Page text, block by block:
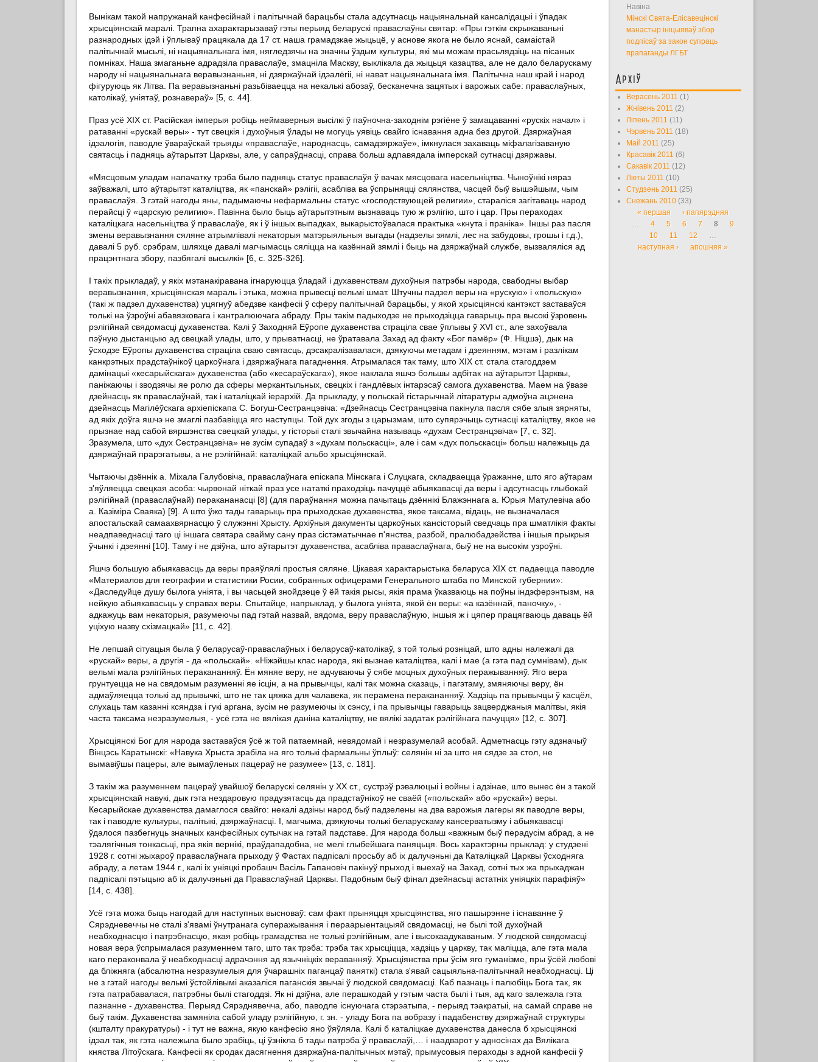
Вынікам такой напружанай канфесійнай і палітычнай барацьбы стала адсутнасць нацыянальнай кансалідацыі і ўпадак
хрысціянскай маралі. Трапна ахарактарызаваў гэты перыяд беларускі праваслаўны святар: «Пры гэткім скрыжаваньні
разнародных ідэй і ўплываў працякала да 17 ст. наша грамадзкае жыцьцё, у аснове якога не было яснай, самаістай
палітычнай мысьлі, ні нацыянальнага імя, нягледзячы на значны ўздым культуры, які мы можам прасьлядзіць на пісаных
помніках. Наша змаганьне адрадзіла праваслаўе, змацніла Маскву, выклікала да жыцьця казацтва, але не дало беларускаму
народу ні нацыянальнага веравызнаньня, ні дзяржаўнай ідэалёгіі, ні нават нацыянальнага імя. Палітычна наш край і народ
фігуруюць як Літва. Па веравызнаньні разьбіваецца на некалькі абозаў, бесканечна зацятых і варожых сабе: праваслаўных,
католікаў, уніятаў, рознавераў» [5, с. 44].
Праз усё ХІХ ст. Расійская імперыя робіць неймаверныя высілкі ў паўночна-заходнім рэгіёне ў замацаванні «рускіх начал» і
ратаванні «рускай веры» - тут свецкія і духоўныя ўлады не могуць уявіць свайго існавання адна без другой. Дзяржаўная
ідэалогія, паводле ўвараўскай трыяды «праваслаўе, народнасць, самадзяржаўе», імкнулася захаваць міфалагізаваную
святасць і падняць аўтарытэт Царквы, але, у сапраўднасці, справа больш адпавядала імперскай сутнасці дзяржавы.
«Мясцовым уладам напачатку трэба было падняць статус праваслаўя ў вачах мясцовага насельніцтва. Чыноўнікі няраз
заўважалі, што аўтарытэт каталіцтва, як «панскай» рэлігіі, асабліва ва ўспрыняцці сялянства, часцей быў вышэйшым, чым
праваслаўя. З гэтай нагоды яны, падымаючы нефармальны статус «господствующей религии», стараліся загітаваць народ
перайсці ў «царскую религию». Павінна было быць аўтарытэтным вызнаваць тую ж рэлігію, што і цар. Пры пераходах
каталіцкага насельніцтва ў праваслаўе, як і ў іншых выпадках, выкарыстоўвалася практыка «кнута і праніка». Іншы раз пасля
змены веравызнання сяляне атрымлівалі некаторыя матэрыяльныя выгады (надзелы зямлі, лес на забудовы, грошы і г.д.),
давалі 5 руб. срэбрам, шляхце давалі магчымасць сяліцца на казённай зямлі і быць на дзяржаўнай службе, вызваляліся ад
працэнтнага збору, пазбягалі высылкі» [6, с. 325-326].
І такіх прыкладаў, у якіх мэтанакіравана ігнаруюцца ўладай і духавенствам духоўныя патрэбы народа, свабодны выбар
веравызнання, хрысціянская мараль і этыка, можна прывесці вельмі шмат. Штучны падзел веры на «рускую» і «польскую»
(такі ж падзел духавенства) уцягнуў абедзве канфесіі ў сферу палітычнай барацьбы, у якой хрысціянскі кантэкст заставаўся
толькі на ўзроўні абавязковага і кантралюючага абраду. Пры такім падыходзе не прыходзіцца гаварыць пра высокі ўзровень
рэлігійнай свядомасці духавенства. Калі ў Заходняй Еўропе духавенства страціла свае ўплывы ў ХVІ ст., але захоўвала
пэўную дыстанцыю ад свецкай улады, што, у прыватнасці, не ўратавала Захад ад факту «Бог памёр» (Ф. Ніцшэ), дык на
ўсходзе Еўропы духавенства страціла сваю святасць, дэсакралізавалася, дзякуючы метадам і дзеянням, мэтам і разлікам
канкрэтных прадстаўнікоў царкоўнага і дзяржаўнага пагаднення. Атрымалася так таму, што ХІХ ст. стала стагоддзем
дамінацыі «кесарыйскага» духавенства (або «кесараўскага»), якое наклала яшчэ большы адбітак на аўтарытэт Царквы,
паніжаючы і зводзячы яе ролю да сферы меркантыльных, свецкіх і гандлёвых інтарэсаў самога духавенства. Маем на ўвазе
дзейнасць як праваслаўнай, так і каталіцкай іерархій. Да прыкладу, у польскай гістарычнай літаратуры адмоўна ацэнена
дзейнасць Магілёўскага архіепіскапа С. Богуш-Сестранцэвіча: «Дзейнасць Сестранцэвіча пакінула пасля сябе злыя зярняты,
ад якіх доўга яшчэ не змаглі пазбавіцца яго наступцы. Той дух згоды з царызмам, што супярэчыць сутнасці каталіцтву, якое не
прызнае над сабой вяршэнства свецкай улады, у гісторыі сталі звычайна называць «духам Сестранцэвіча» [7, с. 32].
Зразумела, што «дух Сестранцэвіча» не зусім супадаў з «духам польскасці», але і сам «дух польскасці» больш належыць да
дзяржаўнай прарэгатывы, а не рэлігійнай: каталіцкай альбо хрысціянскай.
Чытаючы дзённік а. Міхала Галубовіча, праваслаўнага епіскапа Мінскага і Слуцкага, складваецца ўражанне, што яго аўтарам
з'яўляецца свецкая асоба: чырвонай ніткай праз усе нататкі праходзіць пачуццё абыякавасці да веры і адсутнасць глыбокай
рэлігійнай (праваслаўнай) перакананасці [8] (для параўнання можна пачытаць дзённікі Блажэннага а. Юрыя Матулевіча або
а. Казіміра Сваяка) [9]. А што ўжо тады гаварыць пра прыходскае духавенства, якое таксама, відаць, не вызначалася
апостальскай самаахвярнасцю ў служэнні Хрысту. Архіўныя дакументы царкоўных кансісторый сведчаць пра шматлікія факты
неадпаведнасці таго ці іншага святара свайму сану праз сістэматычнае п'янства, разбой, пралюбадзейства і іншыя прыкрыя
ўчынкі і дзеянні [10]. Таму і не дзіўна, што аўтарытэт духавенства, асабліва праваслаўнага, быў не на высокім узроўні.
Яшчэ большую абыякавасць да веры праяўлялі простыя сяляне. Цікавая характарыстыка беларуса ХІХ ст. падаецца паводле
«Материалов для географии и статистики Росии, собранных офицерами Генерального штаба по Минской губернии»:
«Даследуйце душу былога уніята, і вы часьцей знойдзеце ў ёй такія рысы, якія прама ўказваюць на поўны індэферэнтызм, на
нейкую абыякавасьць у справах веры. Спытайце, напрыклад, у былога уніята, якой ён веры: «а казённай, паночку», -
адкажуць вам некаторыя, разумеючы пад гэтай назвай, вядома, веру праваслаўную, іншыя ж і цяпер працягваюць даваць ёй
уціхую назву схізмацкай» [11, с. 42].
Не лепшай сітуацыя была ў беларусаў-праваслаўных і беларусаў-католікаў, з той толькі розніцай, што адны належалі да
«рускай» веры, а другія - да «польскай». «Ніжэйшы клас народа, які вызнае каталіцтва, калі і мае (а гэта пад сумнівам), дык
вельмі мала рэлігійных перакананняў. Ён мяняе веру, не адчуваючы ў сябе моцных духоўных перажыванняў. Яго вера
грунтуецца не на свядомым разуменні яе ісцін, а на прывычцы, калі так можна сказаць, і пагэтаму, змяняючы веру, ён
адмаўляецца толькі ад прывычкі, што не так цяжка для чалавека, як перамена перакананняў. Хадзіць па прывычцы ў касцёл,
слухаць там казанні ксяндза і гукі аргана, зусім не разумеючы іх сэнсу, і па прывычцы гаварыць зацверджаныя малітвы, якія
часта таксама незразумелыя, - усё гэта не вялікая даніна каталіцтву, не вялікі задатак рэлігійнага пачуцця» [12, с. 307].
Хрысціянскі Бог для народа заставаўся ўсё ж той патаемнай, невядомай і незразумелай асобай. Адметнасць гэту адзначыў
Вінцэсь Каратынскі: «Навука Хрыста зрабіла на яго толькі фармальны ўплыў: селянін ні за што ня сядзе за стол, не
вымавіўшы пацеры, але вымаўленых пацераў не разумее» [13, с. 181].
З такім жа разуменнем пацераў увайшоў беларускі селянін у ХХ ст., сустрэў рэвалюцыі і войны і адзінае, што вынес ён з такой
хрысціянскай навукі, дык гэта нездаровую прадузятасць да прадстаўнікоў не сваёй («польскай» або «рускай») веры.
Кесарыйскае духавенства дамаглося свайго: некалі адзіны народ быў падзелены на два варожыя лагеры як паводле веры,
так і паводле культуры, палітыкі, дзяржаўнасці. І, магчыма, дзякуючы толькі беларускаму кансерватызму і абыякавасці
ўдалося пазбегнуць значных канфесійных сутычак на гэтай падставе. Для народа больш «важным быў перадусім абрад, а не
тэалягічныя тонкасьці, пра якія вернікі, праўдападобна, не мелі глыбейшага паняцьця. Вось характэрны прыклад: у студзені
1928 г. сотні жыхароў праваслаўнага прыходу ў Фастах падпісалі просьбу аб іх далучэньні да Каталіцкай Царквы ўсходняга
абраду, а летам 1944 г., калі іх уніяцкі пробашч Васіль Гапановіч пакінуў прыход і выехаў на Захад, сотні тых жа прыхаджан
падпісалі пэтыцыю аб іх далучэньні да Праваслаўнай Царквы. Падобным быў фінал дзейнасьці астатніх уніяцкіх парафіяў»
[14, с. 438].
Усё гэта можа быць нагодай для наступных высноваў: сам факт прыняцця хрысціянства, яго пашырэнне і існаванне ў
Сярэдневеччы не сталі з'явамі ўнутранага суперажывання і пераарыентацыяй свядомасці, не былі той духоўнай
неабходнасцю і патрэбнасцю, якая робіць грамадства не толькі рэлігійным, але і высокаадукаваным. У людской свядомасці
новая вера ўспрымалася разуменнем таго, што так трэба: трэба так хрысціцца, хадзіць у царкву, так маліцца, але гэта мала
каго пераконвала ў неабходнасці адрачэння ад язычніцкіх вераванняў. Хрысціянства пры ўсім яго гуманізме, пры ўсёй любові
да бліжняга (абсалютна незразумелыя для ўчарашніх паганцаў паняткі) стала з'явай сацыяльна-палітычнай неабходнасці. Ці
не з гэтай нагоды вельмі ўстойлівымі аказаліся паганскія звычаі ў людской свядомасці. Каб пазнаць і палюбіць Бога так, як
гэта патрабавалася, патрэбны былі стагоддзі. Як ні дзіўна, але перашкодай у гэтым часта былі і тыя, ад каго залежала гэта
пазнанне - духавенства. Перыяд Сярэднявечча, або, паводле існуючага стэрэатыпа, - перыяд тэакратыі, на самай справе не
быў такім. Духавенства замяніла сабой уладу рэлігійную, г. зн. - уладу Бога па вобразу і падабенству дзяржаўнай структуры
(кшталту пракуратуры) - і тут не важна, якую канфесію яно ўяўляла. Калі б каталіцкае духавенства данесла б хрысціянскі
ідэал так, як гэта належыла было зрабіць, ці ўзнікла б тады патрэба ў праваслаўі,… і наадварот у адносінах да Вялікага
княства Літоўскага. Канфесіі як сродак дасягнення дзяржаўна-палітычных мэтаў, прымусовыя пераходы з адной канфесіі ў
Навіна
Мінскі Свята-Елісавецінскі
манастыр ініцыяваў збор
подпісаў за закон супраць
прапаганды ЛГБТ
Архіў
Верасень 2011 (1)
Жнівень 2011 (2)
Ліпень 2011 (11)
Чэрвень 2011 (18)
Май 2011 (25)
Красавік 2011 (6)
Сакавік 2011 (12)
Люты 2011 (10)
Студзень 2011 (25)
Снежань 2010 (33)
Старонкі
« першая
‹ папярэдняя
…
4 5 6 7 8
9
10
11 12
…
наступная ›
апошняя »